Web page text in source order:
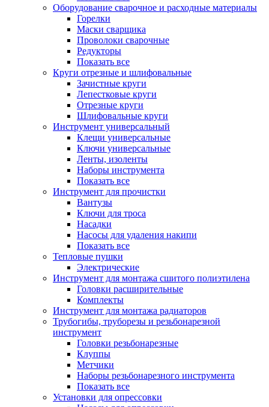
Оборудование сварочное и расходные материалы
Горелки
Маски сварщика
Проволоки сварочные
Редукторы
Показать все
Круги отрезные и шлифовальные
Зачистные круги
Лепестковые круги
Отрезные круги
Шлифовальные круги
Инструмент универсальный
Клещи универсальные
Ключи универсальные
Ленты, изоленты
Наборы инструмента
Показать все
Инструмент для прочистки
Вантузы
Ключи для троса
Насадки
Насосы для удаления накипи
Показать все
Тепловые пушки
Электрические
Инструмент для монтажа сшитого полиэтилена
Головки расширительные
Комплекты
Инструмент для монтажа радиаторов
Трубогибы, труборезы и резьбонарезной
инструмент
Головки резьбонарезные
Клуппы
Метчики
Наборы резьбонарезного инструмента
Показать все
Установки для опрессовки